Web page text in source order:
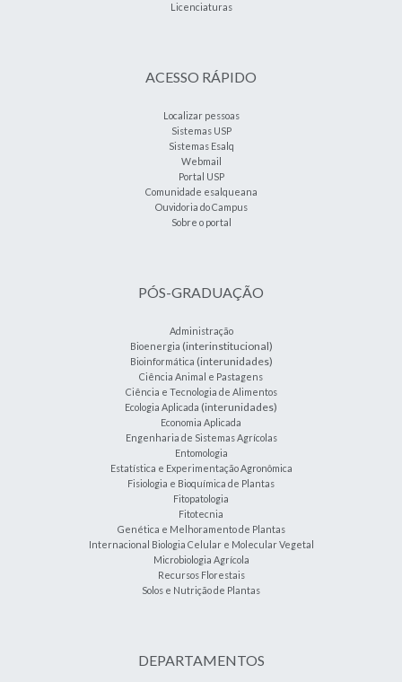
Licenciaturas
ACESSO RÁPIDO
Localizar pessoas
Sistemas USP
Sistemas Esalq
Webmail
Portal USP
Comunidade esalqueana
Ouvidoria do Campus
Sobre o portal
PÓS-GRADUAÇÃO
Administração
Bioenergia (interinstitucional)
Bioinformática (interunidades)
Ciência Animal e Pastagens
Ciência e Tecnologia de Alimentos
Ecologia Aplicada (interunidades)
Economia Aplicada
Engenharia de Sistemas Agrícolas
Entomologia
Estatística e Experimentação Agronômica
Fisiologia e Bioquímica de Plantas
Fitopatologia
Fitotecnia
Genética e Melhoramento de Plantas
Internacional Biologia Celular e Molecular Vegetal
Microbiologia Agrícola
Recursos Florestais
Solos e Nutrição de Plantas
DEPARTAMENTOS